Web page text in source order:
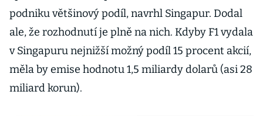
podniku většinový podíl, navrhl Singapur. Dodal
ale, že rozhodnutí je plně na nich. Kdyby F1 vydala
v Singapuru nejnižší možný podíl 15 procent akcií,
měla by emise hodnotu 1,5 miliardy dolarů (asi 28
miliard korun).